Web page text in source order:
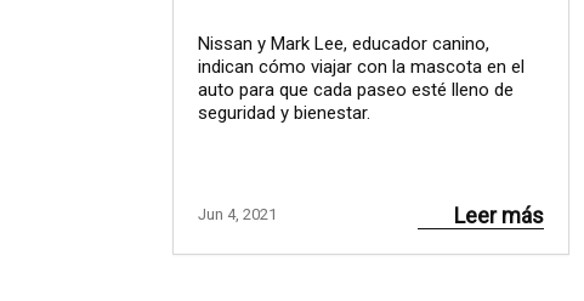
Nissan y Mark Lee, educador canino,
indican cómo viajar con la mascota en el
auto para que cada paseo esté lleno de
seguridad y bienestar.
Jun 4, 2021 Leer más